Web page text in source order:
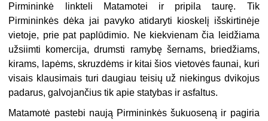
Pirmininkė linkteli Matamotei ir pripila taurę. Tik
Pirmininkės dėka jai pavyko atidaryti kioskelį išskirtinėje
vietoje, prie pat paplūdimio. Ne kiekvienam čia leidžiama
užsiimti komercija, drumsti ramybę šernams, briedžiams,
kirams, lapėms, skruzdėms ir kitai šios vietovės faunai, kuri
visais klausimais turi daugiau teisių už niekingus dvikojus
padarus, galvojančius tik apie statybas ir asfaltus.
Matamotė pastebi naują Pirmininkės šukuoseną ir pagiria